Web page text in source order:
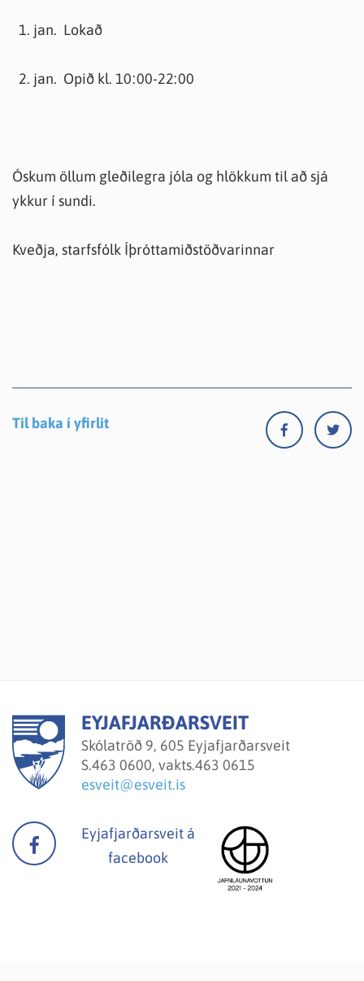
1. jan. Lokað
2. jan. Opið kl. 10:00-22:00
Óskum öllum gleðilegra jóla og hlökkum til að sjá
ykkur í sundi.
Kveðja, starfsfólk Íþróttamiðstöðvarinnar
Til baka í yfirlit
EYJAFJARÐARSVEIT
Skólatröð 9, 605 Eyjafjarðarsveit
S.463 0600, vakts.463 0615
esveit@esveit.is
Eyjafjarðarsveit á
facebook